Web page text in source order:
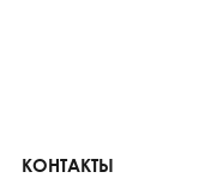
КОНТАКТЫ